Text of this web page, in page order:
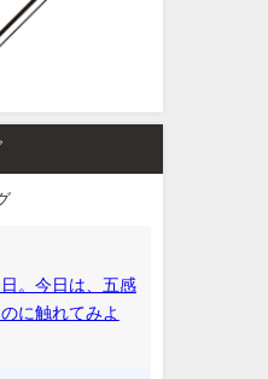
。今日は、五感
に触れてみよ